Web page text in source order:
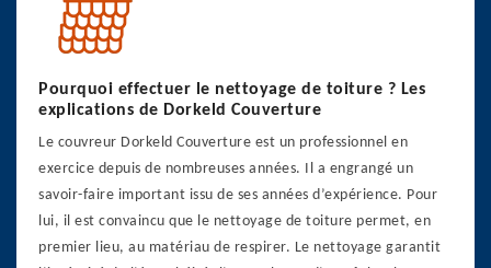
Pourquoi effectuer le nettoyage de toiture ? Les
explications de Dorkeld Couverture
Le couvreur Dorkeld Couverture est un professionnel en
exercice depuis de nombreuses années. Il a engrangé un
savoir-faire important issu de ses années d’expérience. Pour
lui, il est convaincu que le nettoyage de toiture permet, en
premier lieu, au matériau de respirer. Le nettoyage garantit